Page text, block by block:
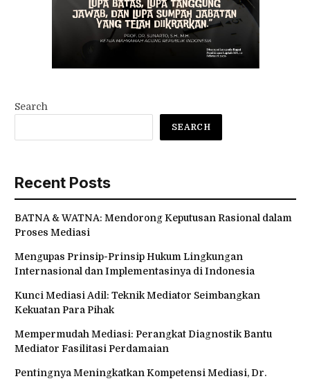
Search
SEARCH
Recent Posts
BATNA & WATNA: Mendorong Keputusan Rasional dalam
Proses Mediasi
Mengupas Prinsip-Prinsip Hukum Lingkungan
Internasional dan Implementasinya di Indonesia
Kunci Mediasi Adil: Teknik Mediator Seimbangkan
Kekuatan Para Pihak
Mempermudah Mediasi: Perangkat Diagnostik Bantu
Mediator Fasilitasi Perdamaian
Pentingnya Meningkatkan Kompetensi Mediasi, Dr.